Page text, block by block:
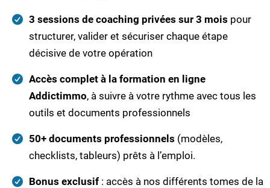
3 sessions de coaching privées sur 3 mois pour
structurer, valider et sécuriser chaque étape
décisive de votre opération
Accès complet à la formation en ligne
Addictimmo, à suivre à votre rythme avec tous les
outils et documents professionnels
50+ documents professionnels (modèles,
checklists, tableurs) prêts à l’emploi.
Bonus exclusif : accès à nos différents tomes de la